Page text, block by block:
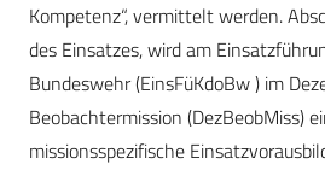
Kompetenz“, vermittelt werden.
des Einsatzes, wird am
Bundeswehr (EinsFüKdoBw ) im
Beobachtermission (DezBeobMiss)
missionsspezifische